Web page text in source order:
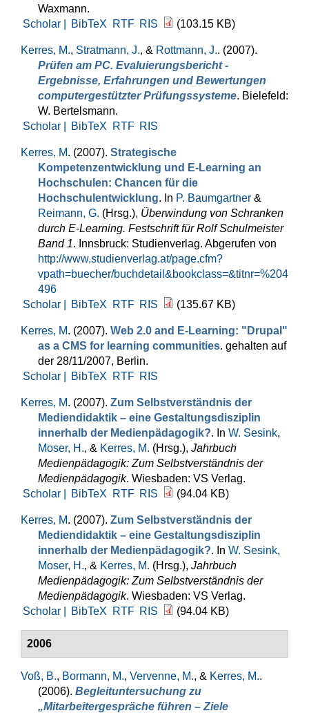
Waxmann.
Scholar |
BibTeX RTF RIS (103.15 KB)
Kerres, M., Stratmann, J., & Rottmann, J.. (2007).
Prüfen am PC. Evaluierungsbericht -
Ergebnisse, Erfahrungen und Bewertungen
computergestützter Prüfungssysteme. Bielefeld:
W. Bertelsmann.
Scholar |
BibTeX RTF RIS
Kerres, M. (2007). Strategische
Kompetenzentwicklung und E-Learning an
Hochschulen: Chancen für die
Hochschulentwicklung. In P. Baumgartner &
Reimann, G. (Hrsg.), Überwindung von Schranken
durch E-Learning. Festschrift für Rolf Schulmeister
Band 1. Innsbruck: Studienverlag. Abgerufen von
http://www.studienverlag.at/page.cfm?
vpath=buecher/buchdetail&bookclass=&titnr=%204
496
Scholar |
BibTeX RTF RIS (135.67 KB)
Kerres, M. (2007). Web 2.0 and E-Learning: "Drupal"
as a CMS for learning communities. gehalten auf
der 28/11/2007, Berlin.
Scholar |
BibTeX RTF RIS
Kerres, M. (2007). Zum Selbstverständnis der
Mediendidaktik – eine Gestaltungsdisziplin
innerhalb der Medienpädagogik?. In W. Sesink,
Moser, H., & Kerres, M. (Hrsg.), Jahrbuch
Medienpädagogik: Zum Selbstverständnis der
Medienpädagogik. Wiesbaden: VS Verlag.
Scholar |
BibTeX RTF RIS (94.04 KB)
Kerres, M. (2007). Zum Selbstverständnis der
Mediendidaktik – eine Gestaltungsdisziplin
innerhalb der Medienpädagogik?. In W. Sesink,
Moser, H., & Kerres, M. (Hrsg.), Jahrbuch
Medienpädagogik: Zum Selbstverständnis der
Medienpädagogik. Wiesbaden: VS Verlag.
Scholar |
BibTeX RTF RIS (94.04 KB)
2006
Voß, B., Bormann, M., Vervenne, M., & Kerres, M..
(2006). Begleituntersuchung zu
„Mitarbeitergespräche führen – Ziele